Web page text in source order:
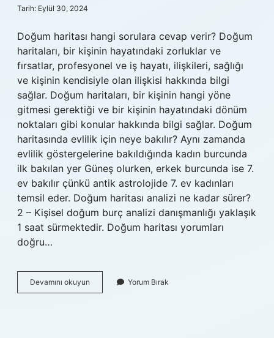
Tarih: Eylül 30, 2024
Doğum haritası hangi sorulara cevap verir? Doğum
haritaları, bir kişinin hayatındaki zorluklar ve
fırsatlar, profesyonel ve iş hayatı, ilişkileri, sağlığı
ve kişinin kendisiyle olan ilişkisi hakkında bilgi
sağlar. Doğum haritaları, bir kişinin hangi yöne
gitmesi gerektiği ve bir kişinin hayatındaki dönüm
noktaları gibi konular hakkında bilgi sağlar. Doğum
haritasında evlilik için neye bakılır? Aynı zamanda
evlilik göstergelerine bakıldığında kadın burcunda
ilk bakılan yer Güneş olurken, erkek burcunda ise 7.
ev bakılır çünkü antik astrolojide 7. ev kadınları
temsil eder. Doğum haritası analizi ne kadar sürer?
2 – Kişisel doğum burç analizi danışmanlığı yaklaşık
1 saat sürmektedir. Doğum haritası yorumları
doğru…
Devamını okuyun
Haritasında
Yorum Bırak